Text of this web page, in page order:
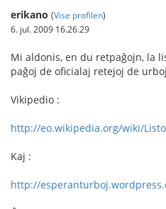
erikano (Vise profilen)
6. jul. 2009 16.26.29
Mi aldonis, en du retpaĝojn, la
paĝoj de oficialaj retejoj de
Vikipedio :
http://eo.wikipedia.org/wiki/
Kaj :
http://